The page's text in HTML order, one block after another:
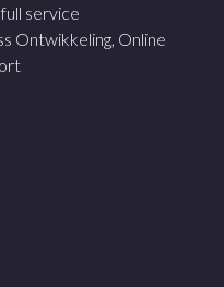
service
Ontwikkeling, Online